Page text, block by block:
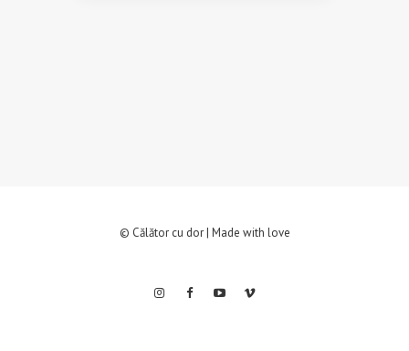
© Călător cu dor | Made with love